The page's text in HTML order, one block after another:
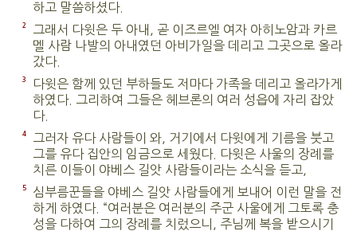
하고 말씀하셨다.
2
그래서 다윗은 두 아내, 곧 이즈르엘 여자 아히노암과 카르
멜 사람 나발의 아내였던 아비가일을 데리고 그곳으로 올라
갔다.
3
다윗은 함께 있던 부하들도 저마다 가족을 데리고 올라가게
하였다. 그리하여 그들은 헤브론의 여러 성읍에 자리 잡았
다.
4
그러자 유다 사람들이 와, 거기에서 다윗에게 기름을 붓고
그를 유다 집안의 임금으로 세웠다. 다윗은 사울의 장례를
치른 이들이 야베스 길앗 사람들이라는 소식을 듣고,
5
심부름꾼들을 야베스 길앗 사람들에게 보내어 이런 말을 전
하게 하였다. “여러분은 여러분의 주군 사울에게 그토록 충
성을 다하여 그의 장례를 치렀으니, 주님께 복을 받으시기